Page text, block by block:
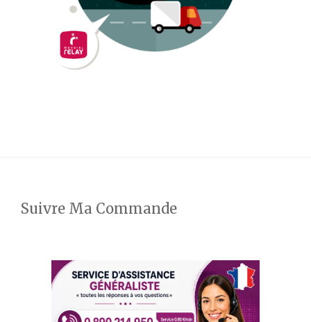
Suivre Ma Commande